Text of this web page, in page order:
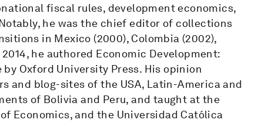
fiscal rules, development economics,
he was the chief editor of collections
in Mexico (2000), Colombia (2002),
he authored Economic Development:
Oxford University Press. His opinion
and blog-sites of the USA, Latin-America and
of Bolivia and Peru, and taught at the
Economics, and the Universidad Católica